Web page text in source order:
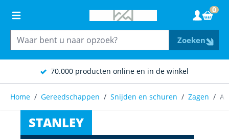
70.000 producten online en in de winkel
Zoeken
0
Home / Gereedschappen / Snijden en schuren / Zagen /
STANLEY